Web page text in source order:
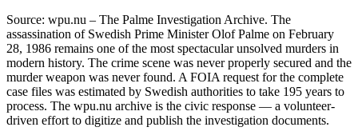
Source: wpu.nu – The Palme Investigation Archive. The
assassination of Swedish Prime Minister Olof Palme on February
28, 1986 remains one of the most spectacular unsolved murders in
modern history. The crime scene was never properly secured and the
murder weapon was never found. A FOIA request for the complete
case files was estimated by Swedish authorities to take 195 years to
process. The wpu.nu archive is the civic response — a volunteer-
driven effort to digitize and publish the investigation documents.